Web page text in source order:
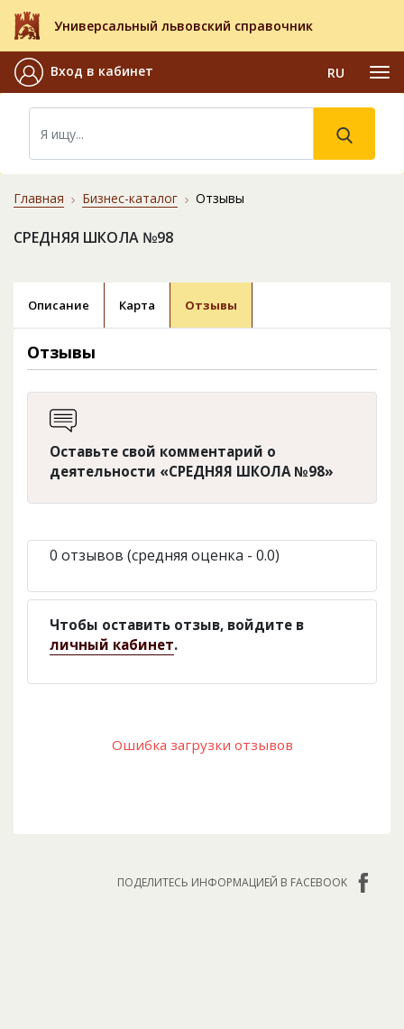
Универсальный львовский справочник
Вход в кабинет RU
Главная Бизнес-каталог Отзывы
СРЕДНЯЯ ШКОЛА №98
Описание Карта Отзывы
Отзывы
Оставьте свой комментарий о
деятельности «СРЕДНЯЯ ШКОЛА №98»
0 отзывов (средняя оценка - 0.0)
Чтобы оставить отзыв, войдите в
личный кабинет.
Ошибка загрузки отзывов
ПОДЕЛИТЕСЬ ИНФОРМАЦИЕЙ В FACEBOOK